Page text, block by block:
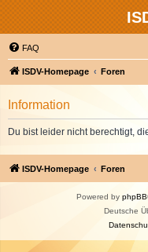
FAQ
ISDV-Homepage Foren
Information
Du bist leider nicht berechtigt,
ISDV-Homepage Foren
Powered by phpBB
Deutsche